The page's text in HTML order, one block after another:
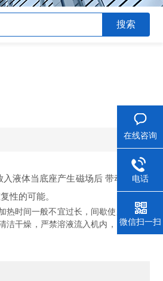
液体当底座产生磁场后 带动搅拌子
性的可能。
时间一般不宜过长，间歇使用延长寿
洁干燥，严禁溶液流入机内，以免损坏
在线咨询
电话
微信扫一扫